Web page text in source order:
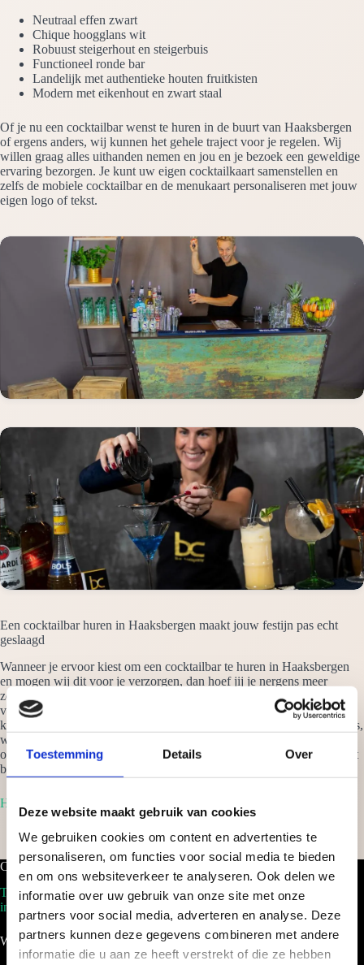
Toestemming Details Over
Deze website maakt gebruik van cookies
We gebruiken cookies om content en advertenties te
personaliseren, om functies voor social media te bieden
en om ons websiteverkeer te analyseren. Ook delen we
informatie over uw gebruik van onze site met onze
partners voor social media, adverteren en analyse. Deze
partners kunnen deze gegevens combineren met andere
informatie die u aan ze heeft verstrekt of die ze hebben
Neutraal effen zwart
Chique hoogglans wit
Robuust steigerhout en steigerbuis
Functioneel ronde bar
Landelijk met authentieke houten fruitkisten
Modern met eikenhout en zwart staal
Of je nu een cocktailbar wenst te huren in de buurt van Haaksbergen
of ergens anders, wij kunnen het gehele traject voor je regelen. Wij
willen graag alles uithanden nemen en jou en je bezoek een geweldige
ervaring bezorgen. Je kunt uw eigen cocktailkaart samenstellen en
zelfs de mobiele cocktailbar en de menukaart personaliseren met jouw
eigen logo of tekst.
Een cocktailbar huren in Haaksbergen maakt jouw festijn pas echt
geslaagd
Wanneer je ervoor kiest om een cocktailbar te huren in Haaksbergen
en mogen wij dit voor je verzorgen, dan hoef jij je nergens meer
zorgen om te maken. Wij verzorgen alles tot in details en zorgen er
voor dat we jouw fuif een spectaculair gebeurtenis maken. Van een
kleinschalige verjaardagsfeestje, tot eenmega gebeurtenis als een beurs,
waar wij ook staan: het wordt een successtuk. Vraag vrijblijvend een
offerte aan om een cocktailbar te huren in Haaksbergen en je ontvangt
binnen 24 uur een scherp voorstel op maat!
Home
Cocktailbar.nl
Tel. 088-2035100
info@cocktailbar.nl
Wij werken landelijk!